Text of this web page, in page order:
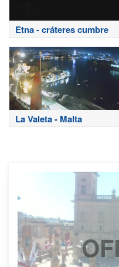
Etna - cráteres cumbre
La Valeta - Malta